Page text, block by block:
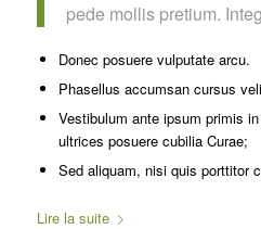
pede mollis pretium.
Donec posuere vulputate arcu.
Phasellus accumsan cursus
Vestibulum ante ipsum primis
ultrices posuere cubilia Curae;
Sed aliquam, nisi quis porttitor
Lire la suite